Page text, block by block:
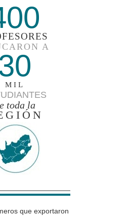
A
MIL
toda la
que exportaron